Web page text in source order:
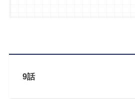
9話